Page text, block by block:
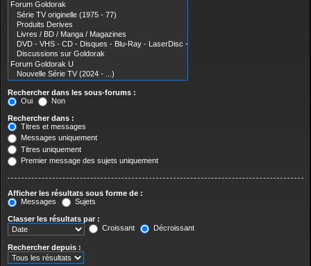
Rechercher dans les sous-forums :
Oui
Non
Rechercher dans :
Titres et messages
Messages uniquement
Titres uniquement
Premier message des sujets uniquement
Afficher les résultats sous forme de :
Messages
Sujets
Classer les résultats par :
Croissant
Décroissant
Rechercher depuis :